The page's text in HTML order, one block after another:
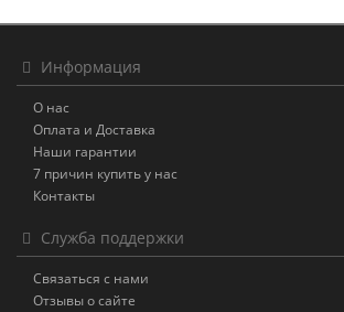
Информация
О нас
Оплата и Доставка
Наши гарантии
7 причин купить у нас
Контакты
Служба поддержки
Связаться с нами
Отзывы о сайте